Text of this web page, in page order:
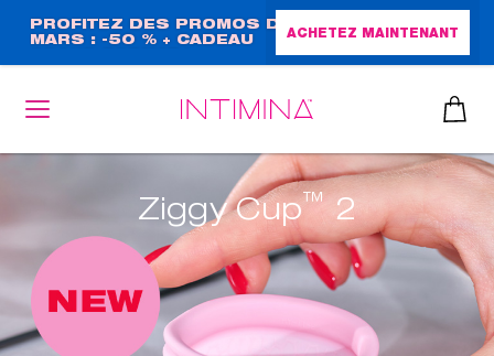
contenu
principal
PROFITEZ DES PROMOS DE
MARS : -50 % + CADEAU
ACHETEZ MAINTENANT
Ziggy Cup™ 2